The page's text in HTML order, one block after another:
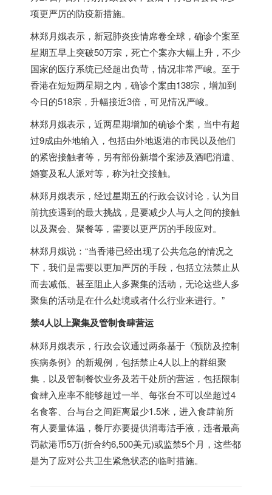
项更严厉的防疫新措施。
林郑月娥表示，新冠肺炎疫情席卷全球，确诊个案至
星期五早上突破50万宗，死亡个案亦大幅上升，不少
国家的医疗系统已经超出负苛，情况非常严峻。至于
香港在短短两星期之内，确诊个案由138宗，增加到
今日的518宗，升幅接近3倍，可见情况严峻。
林郑月娥表示，近两星期增加的确诊个案，当中有超
过9成由外地输入，包括由外地返港的市民以及他们
的紧密接触者等，另有部份新增个案涉及酒吧消遣、
婚宴及私人派对等，称为社交接触。
林郑月娥表示，经过星期五的行政会议讨论，认为目
前抗疫遇到的最大挑战，是要减少人与人之间的接触
以及聚会、聚餐等，需要以更严厉的手段应对。
林郑月娥说：“当香港已经出现了公共危急的情况之
下，我们是需要以更加严厉的手段，包括立法禁止从
而去减低、甚至阻止人多聚集的活动，无论这些人多
聚集的活动是在什么处境或者什么行业来进行。”
禁4人以上聚集及管制食肆营运
林郑月娥表示，行政会议通过两条基于《预防及控制
疾病条例》的新规例，包括禁止4人以上的群组聚
集，以及管制餐饮业务及若干处所的营运，包括限制
食肆入座率不能够超过一半、每张台不可以坐超过4
名食客、台与台之间距离最少1.5米，进入食肆前所
有人要量体温，餐厅亦要提供消毒洁手液，违者最高
罚款港币5万(折合约6,500美元)或监禁5个月，这些都
是为了应对公共卫生紧急状态的临时措施。